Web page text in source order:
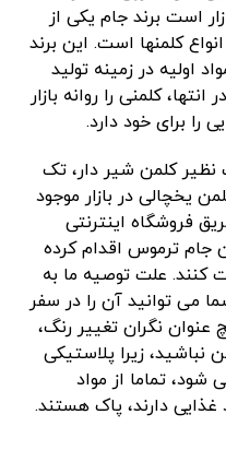
است برند جام یکی از
کلمنها است. این برند
اولیه در زمینه تولید
کلمنی را روانه بازار
را برای خود دارد.
نظیر کلمن شیر دار، تک
یخچالی در بازار موجود
فروشگاه اینترنتی
جام ترموس اقدام کرده
کنند. علت توصیه ما به
می توانید آن را در سفر
نگران تغییر رنگ،
نباشید، زیرا پلاستیکی
شود، تماما از مواد
دارند، پاک هستند.